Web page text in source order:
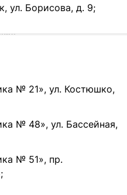
ул. Борисова, д. 9;
№ 21», ул. Костюшко,
№ 48», ул. Бассейная,
№ 51», пр.